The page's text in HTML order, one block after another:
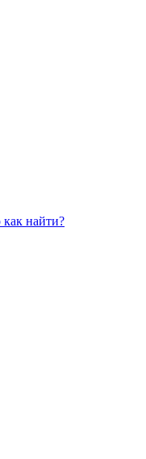
найти?